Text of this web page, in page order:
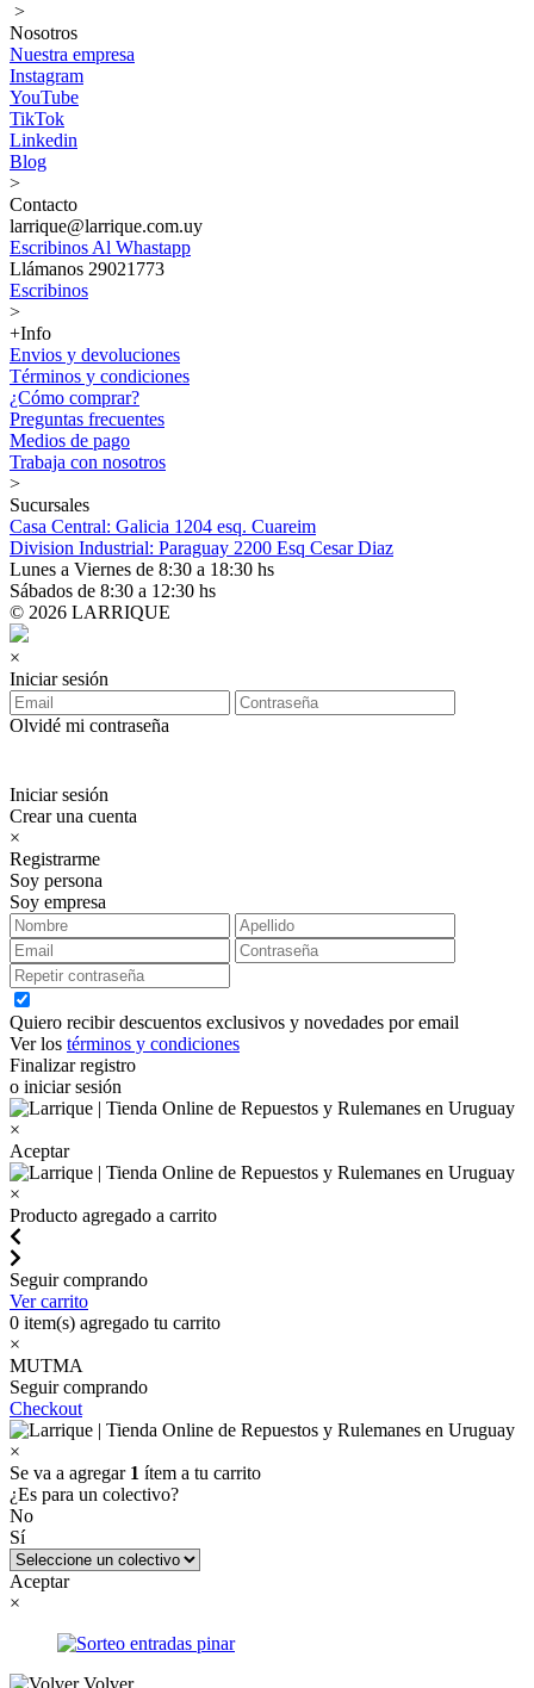
>
Nosotros
Nuestra empresa
Instagram
YouTube
TikTok
Linkedin
Blog
>
Contacto
larrique@larrique.com.uy
Escribinos Al Whastapp
Llámanos 29021773
Escribinos
>
+Info
Envios y devoluciones
Términos y condiciones
¿Cómo comprar?
Preguntas frecuentes
Medios de pago
Trabaja con nosotros
>
Sucursales
Casa Central: Galicia 1204 esq. Cuareim
Division Industrial: Paraguay 2200 Esq Cesar Diaz
Lunes a Viernes de 8:30 a 18:30 hs
Sábados de 8:30 a 12:30 hs
© 2026 LARRIQUE
×
Iniciar sesión
Olvidé mi contraseña
Iniciar sesión
Crear una cuenta
×
Registrarme
Soy persona
Soy empresa
Quiero recibir descuentos exclusivos y novedades por email
Ver los términos y condiciones
Finalizar registro
o iniciar sesión
×
Aceptar
×
Producto agregado a carrito
Seguir comprando
Ver carrito
0 item(s) agregado tu carrito
×
MUTMA
Seguir comprando
Checkout
×
Se va a agregar 1 ítem a tu carrito
¿Es para un colectivo?
No
Sí
Aceptar
×
Volver